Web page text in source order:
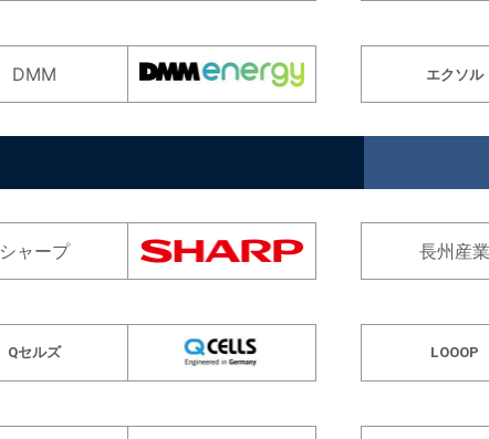
DMM エクソル
シャープ 長州産業
Qセルズ LOOOP